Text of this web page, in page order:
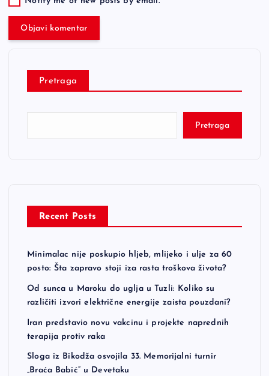
Pretraga
Pretraga
Recent Posts
Minimalac nije poskupio hljeb, mlijeko i ulje za 60
posto: Šta zapravo stoji iza rasta troškova života?
Od sunca u Maroku do uglja u Tuzli: Koliko su
različiti izvori električne energije zaista pouzdani?
Iran predstavio novu vakcinu i projekte naprednih
terapija protiv raka
Sloga iz Bikodža osvojila 33. Memorijalni turnir
„Braća Babić“ u Devetaku